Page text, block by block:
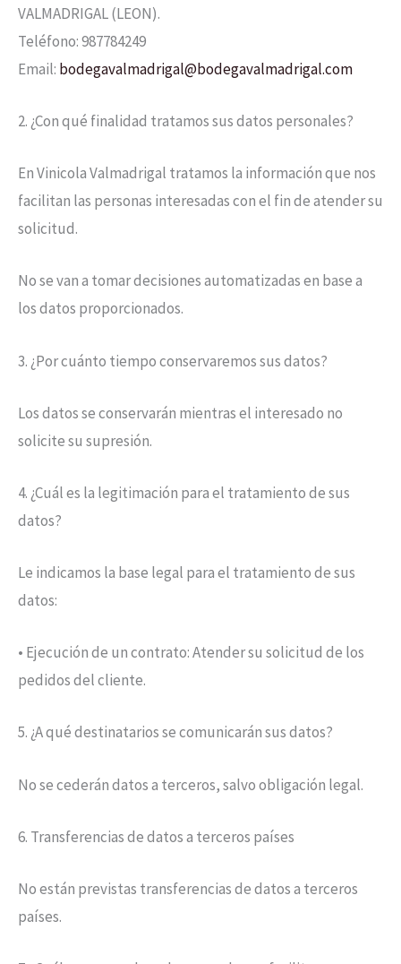
VALMADRIGAL (LEON).
Teléfono: 987784249
Email: bodegavalmadrigal@bodegavalmadrigal.com
2. ¿Con qué finalidad tratamos sus datos personales?
En Vinicola Valmadrigal tratamos la información que nos
facilitan las personas interesadas con el fin de atender su
solicitud.
No se van a tomar decisiones automatizadas en base a
los datos proporcionados.
3. ¿Por cuánto tiempo conservaremos sus datos?
Los datos se conservarán mientras el interesado no
solicite su supresión.
4. ¿Cuál es la legitimación para el tratamiento de sus
datos?
Le indicamos la base legal para el tratamiento de sus
datos:
• Ejecución de un contrato: Atender su solicitud de los
pedidos del cliente.
5. ¿A qué destinatarios se comunicarán sus datos?
No se cederán datos a terceros, salvo obligación legal.
6. Transferencias de datos a terceros países
No están previstas transferencias de datos a terceros
países.